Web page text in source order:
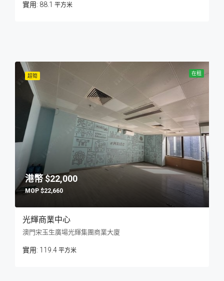
88.1 平方米
超筍 在租
$22,000
$22,660
光輝商業中心
澳門宋玉生廣場光輝集團商業大廈
119.4 平方米